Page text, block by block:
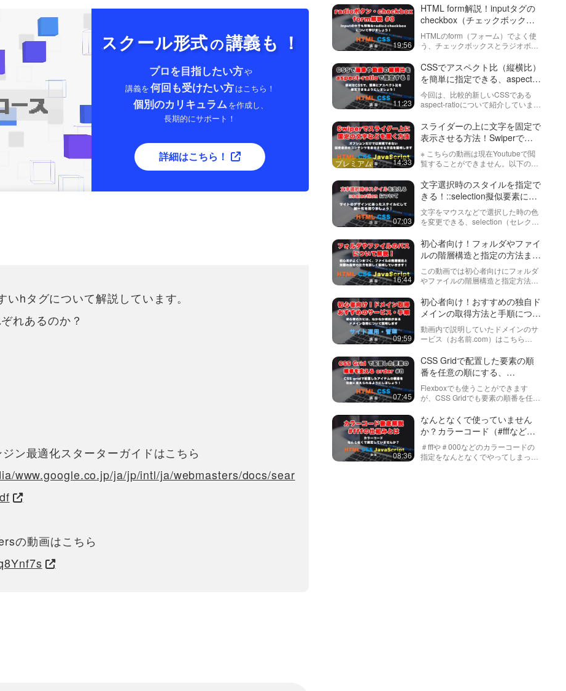
スクール形式の講義も ！
プロを目指したい方や
講義を何回も受けたい方はこちら！
個別のカリキュラム を作成し、
長期的にサポート！
詳細はこちら！
hタグについて解説しています。
れあるのか？
ン最適化スターターガイドはこちら
www.google.co.jp/ja/jp/intl/ja/webmasters/docs/sear
の動画はこちら
ます。classやidやタグへの指
定、!importantの指定の意味や活用
について学び、原因を探…
19:56
HTML form解説！inputタグの
checkbox（チェックボック
ス）, radio（ラジオボタン）基
礎 form#3
HTMLのform（フォーム）でよく使
う、チェックボックスとラジオボタ
つは設定しないといけないものが多
く、若干複雑なので動画で繰り返し
学び、慣れていきましょう！
11:23
CSSでアスペクト比（縦横比）
を簡単に指定できる、aspect-
ratio解説！画像や動画の比率を
簡単に設定できるようにしまし
今回は、比較的新しいCSSである
aspect-ratioについて紹介していま
え方・複数の書き方についてお話し
していきます。動画内で紹介してい
た、obje…
14:33
スライダーの上に文字を固定で
表示させる方法！Swiperで各
スライダーの上と、スライダー
全体の上に固定でコンテンツを
※ こちらの動画は現在Youtubeで閲
覧することができません。以下の動
会員）することで閲覧可能です。
https://factory-programming-mv.c…
07:03
文字選択時のスタイルを指定で
きる！::selection擬似要素につ
いて
文字をマウスなどで選択した時の色
を変更できる、selection（セレクシ
が指定されていると、サイトのデザ
インとの統一性が取れるので、是非
覚えておきましょう！
16:44
初心者向け！フォルダやファイ
ルの階層構造と指定の方法まと
め！
この動画では初心者向けにフォルダ
やファイルの階層構造と指定方法を
正しくないと、画像などが表示され
ないため、パスの基本的な考え方を
説明します。具体的にはHTMLでの
画像…
09:59
初心者向け！おすすめの独自ド
メインの取得方法と手順につい
て紹介！
動画内で説明していたドメインのサ
ービス（お名前.com）はこちら
a8mat=2HHJ1S+FH9R02+50+2HEVMR
今回はなかなか初心者の方…
07:45
CSS Gridで配置した要素の順
番を任意の順にする、
order（オーダー）について解
説！ #8
Flexboxでも使うことができます
が、CSS Gridでも要素の順番を任意
指定することができます。この動画
では、設定の方法と実際の動きにつ
いて見ていきます。
08:36
なんとなくで使っていません
か？カラーコード（#fffなど）
を徹底解説！
＃fffや＃000などのカラーコードの
指定をなんとなくでやってしまって